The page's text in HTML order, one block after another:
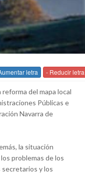
letra - Reducir letra
del mapa local
Públicas e
Navarra de
la situación
problemas de los
secretarios y los